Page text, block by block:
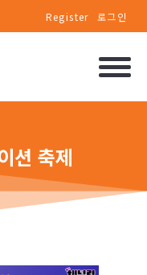
Register 로그인
션 축제